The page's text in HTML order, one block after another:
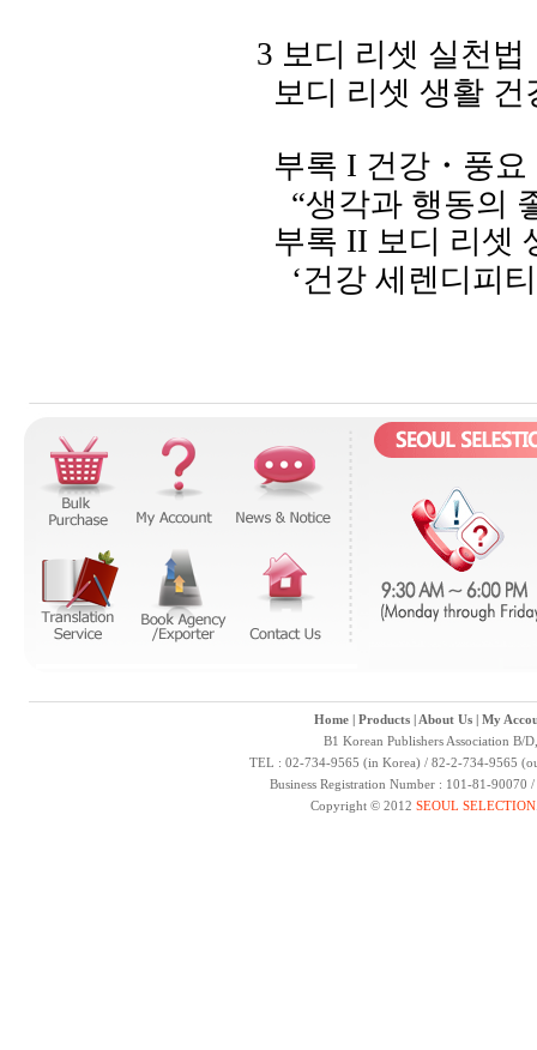
3 보디 리셋 실천법
보디 리셋 생활 건
부록 I 건강 ・ 풍요
“생각과 행동의
부록 II 보디 리셋
‘건강 세렌디피
Home| Products| About Us| My
B1 Korean Publishers Association B/
TEL : 02-734-9565 (in Korea) / 82-2-734-9565
Business Registration Number : 101-81-
Copyright © 2012 SEOUL SELECTION